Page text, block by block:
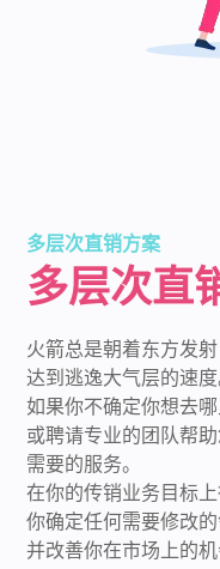
多层次直销方案
多层次直
火箭总是朝着东方发
达到逃逸大气层的速度
如果你不确定你想去
或聘请专业的团队帮
需要的服务。
在你的传销业务目标
你确定任何需要修改
并改善你在市场上的机